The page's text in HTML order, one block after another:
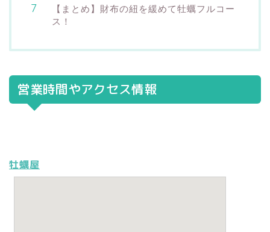
【まとめ】財布の紐を緩めて牡蠣フルコー
ス！
営業時間やアクセス情報
牡蠣屋